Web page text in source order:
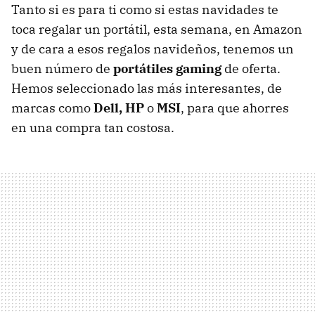
Tanto si es para ti como si estas navidades te
toca regalar un portátil, esta semana, en Amazon
y de cara a esos regalos navideños, tenemos un
buen número de portátiles gamingde oferta.
Hemos seleccionado las más interesantes, de
marcas comoDell, HPoMSI, para que ahorres
en una compra tan costosa.